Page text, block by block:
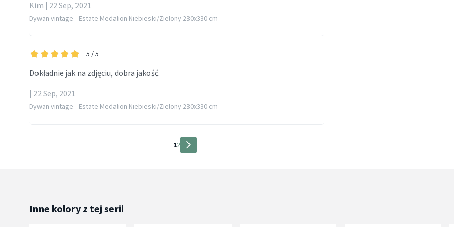
Kim | 22 Sep, 2021
Dywan vintage - Estate Medalion Niebieski/Zielony 230x330 cm
5 / 5
Dokładnie jak na zdjęciu, dobra jakość.
| 22 Sep, 2021
Dywan vintage - Estate Medalion Niebieski/Zielony 230x330 cm
12
Inne kolory z tej serii